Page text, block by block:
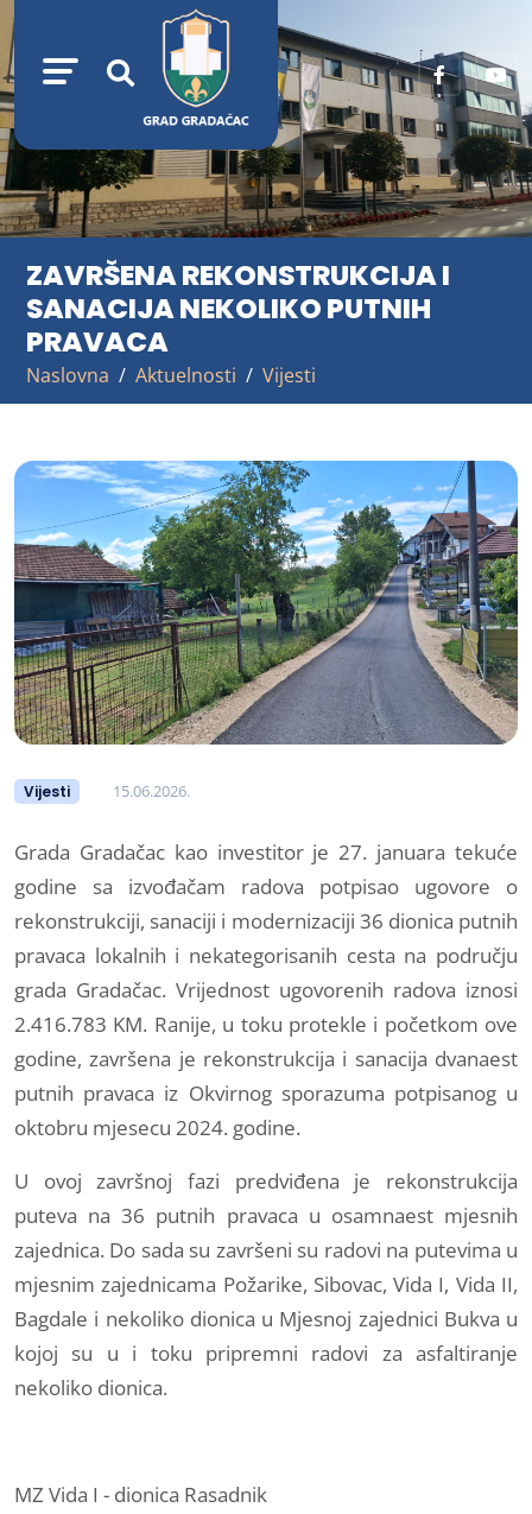
ZAVRŠENA REKONSTRUKCIJA I
SANACIJA NEKOLIKO PUTNIH
PRAVACA
Naslovna Aktuelnosti Vijesti
Vijesti 15.06.2026.
Grada Gradačac kao investitor je 27. januara tekuće
godine sa izvođačam radova potpisao ugovore o
rekonstrukciji, sanaciji i modernizaciji 36 dionica putnih
pravaca lokalnih i nekategorisanih cesta na području
grada Gradačac. Vrijednost ugovorenih radova iznosi
2.416.783 KM. Ranije, u toku protekle i početkom ove
godine, završena je rekonstrukcija i sanacija dvanaest
putnih pravaca iz Okvirnog sporazuma potpisanog u
oktobru mjesecu 2024. godine.
U ovoj završnoj fazi predviđena je rekonstrukcija
puteva na 36 putnih pravaca u osamnaest mjesnih
zajednica. Do sada su završeni su radovi na putevima u
mjesnim zajednicama Požarike, Sibovac, Vida I, Vida II,
Bagdale i nekoliko dionica u Mjesnoj zajednici Bukva u
kojoj su u i toku pripremni radovi za asfaltiranje
nekoliko dionica.
MZ Vida I - dionica Rasadnik